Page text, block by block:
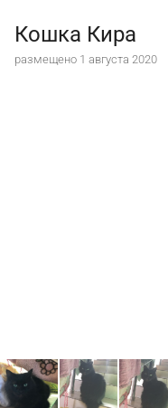
Кошка Кира
размещено 1 августа 2020